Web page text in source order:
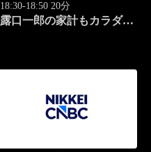
18:30-18:50 20分
露口一郎の家計もカラダも